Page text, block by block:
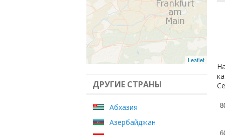
Leaflet
ДРУГИЕ СТРАНЫ
Абхазия
Азербайджан